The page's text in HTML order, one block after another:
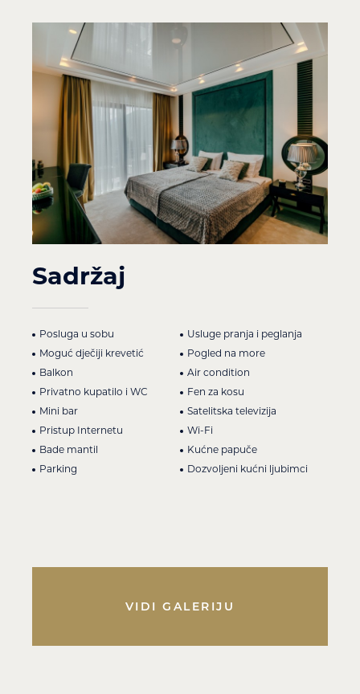
Sadržaj
Posluga u sobu
Usluge pranja i peglanja
Moguć dječiji krevetić
Pogled na more
Balkon
Air condition
Privatno kupatilo i WC
Fen za kosu
Mini bar
Satelitska televizija
Pristup Internetu
Wi-Fi
Bade mantil
Kućne papuče
Parking
Dozvoljeni kućni ljubimci
VIDI GALERIJU